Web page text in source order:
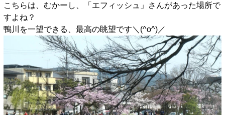
こちらは、むかーし、「エフィッシュ」さんがあった場所で
すよね？
鴨川を一望できる、最高の眺望です＼(^o^)／